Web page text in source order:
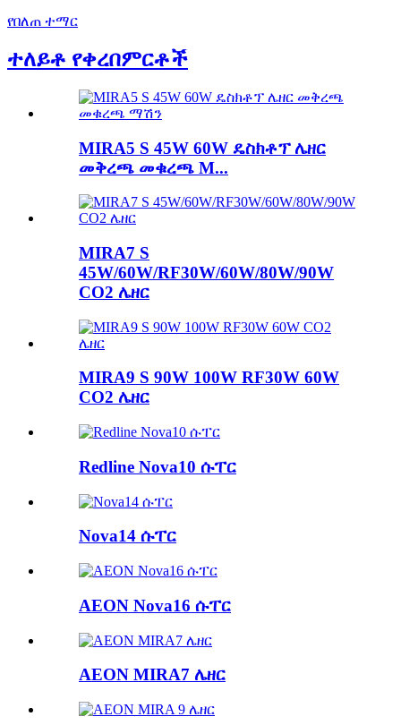
የበለጠ ተማር
ተለይቶ የቀረበምርቶች
MIRA5 S 45W 60W ዴስክቶፕ ሌዘር
መቅረጫ መቁረጫ M...
MIRA7 S
45W/60W/RF30W/60W/80W/90W
CO2 ሌዘር
MIRA9 S 90W 100W RF30W 60W
CO2 ሌዘር
Redline Nova10 ሱፐር
Nova14 ሱፐር
AEON Nova16 ሱፐር
AEON MIRA7 ሌዘር